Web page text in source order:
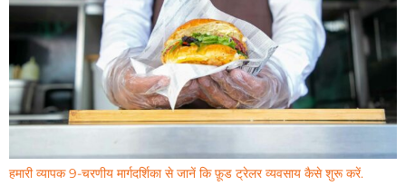
हमारी व्यापक 9-चरणीय मार्गदर्शिका से जानें कि फ़ूड ट्रेलर व्यवसाय कैसे शुरू करें.